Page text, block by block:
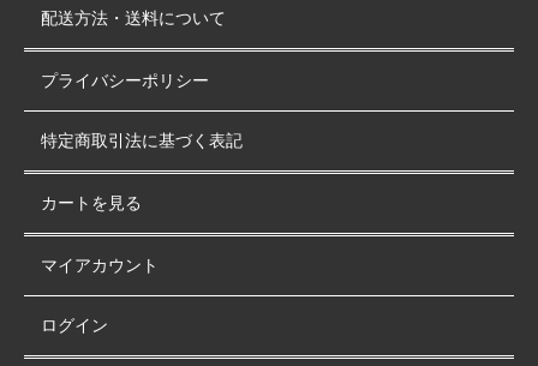
配送方法・送料について
プライバシーポリシー
特定商取引法に基づく表記
カートを見る
マイアカウント
ログイン